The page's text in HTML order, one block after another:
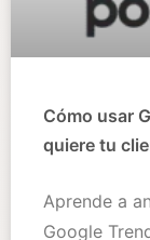
Cómo usar
quiere tu
Aprende a
Google